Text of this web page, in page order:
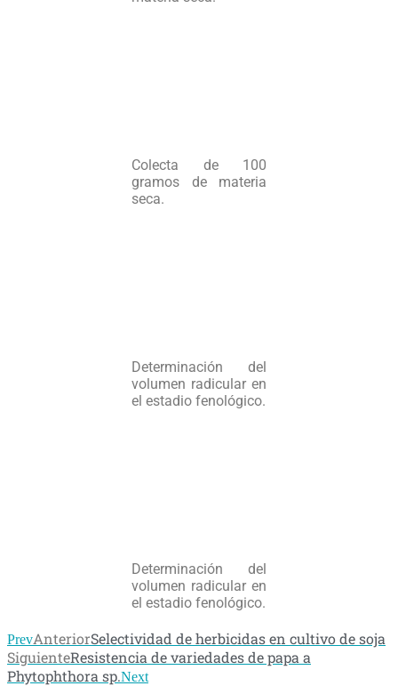
Colecta de 100
gramos de materia
seca.
Determinación del
volumen radicular en
el estadio fenológico.
Determinación del
volumen radicular en
el estadio fenológico.
PrevAnteriorSelectividad de herbicidas en cultivo de soja
SiguienteResistencia de variedades de papa a
Phytophthora sp.Next